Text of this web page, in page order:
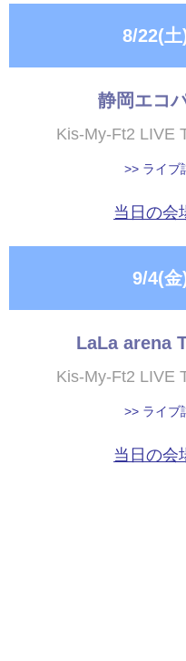
8/22(土
静岡エコ
Kis-My-Ft2
>> ライブ
当日の会
9/4(金
LaLa arena
Kis-My-Ft2
>> ライブ
当日の会